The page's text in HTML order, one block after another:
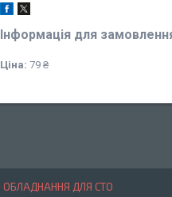
Інформація для
Ціна: 79 ₴
ОБЛАДНАННЯ ДЛЯ СТО